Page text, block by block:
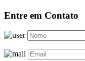
Entre em Contato